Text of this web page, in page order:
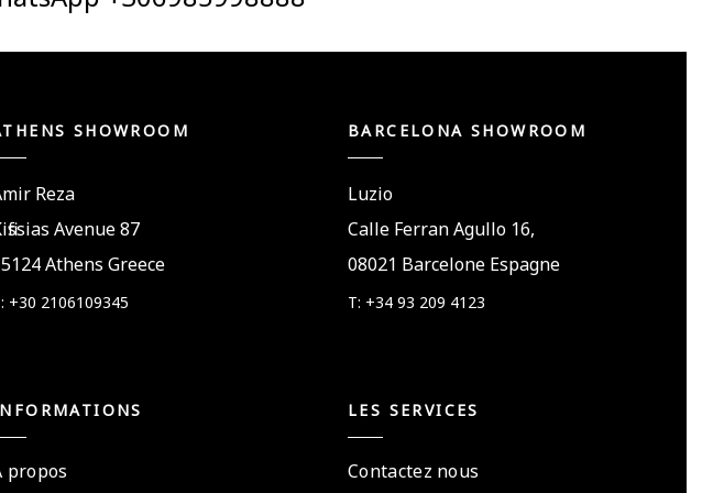
SHOWROOM
Reza
Avenue 87
Athens Greece
+30 2106109345
BARCELONA SHOWROOM
Luzio
Calle Ferran Agullo 16,
08021 Barcelone Espagne
T: +34 93 209 4123
propos
LES SERVICES
Contactez nous